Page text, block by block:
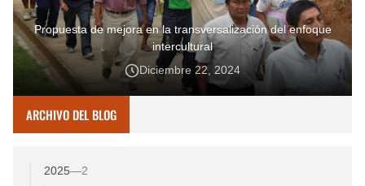
Propuesta de mejora en la transversalización del enfoque
intercultural
Diciembre 22, 2024
ARCHIVO DEL BLOG
2025—2